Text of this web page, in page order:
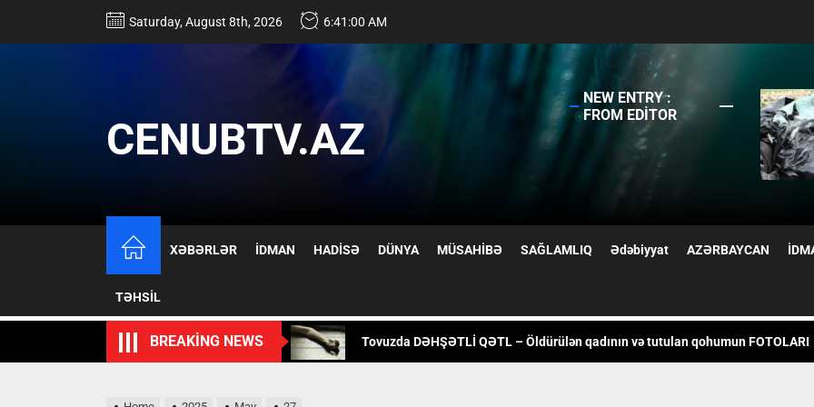
Saturday, August 8th, 2026 6:41:00 AM
CENUBTV.AZ
NEW ENTRY :
FROM EDITOR
XƏBƏRLƏR İDMAN HADİSƏ DÜNYA MÜSAHİBƏ SAĞLAMLIQ Ədəbiyyat AZƏRBAYCAN
TƏHSİL
BREAKING NEWS
17 yaşlı qıza nişan mərasimi keçirildi, valideynləri polisə dəvət olundu
Mürəkkəb geosiyasətdə Azərbaycan MODELİ: Rəsmi Bakı Moskva və Kiyevlə